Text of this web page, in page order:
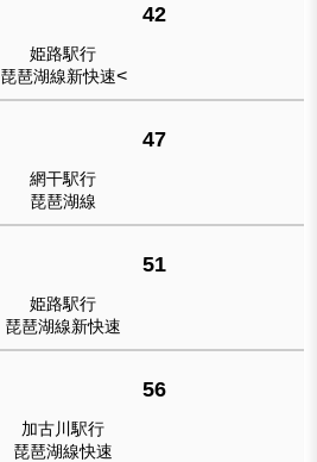
42
姫路駅行
琵琶湖線新快速<
47
網干駅行
琵琶湖線
51
姫路駅行
琵琶湖線新快速
56
加古川駅行
琵琶湖線快速